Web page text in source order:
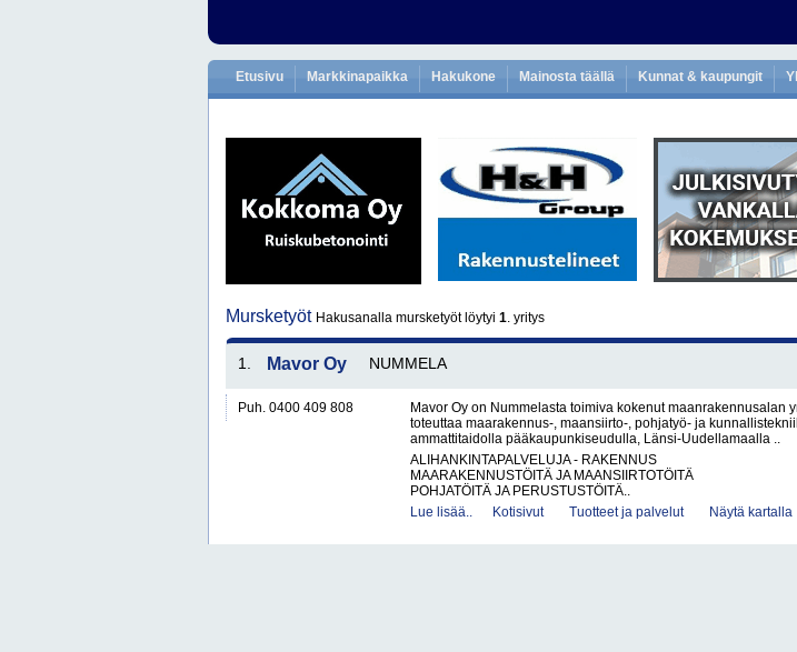
Etusivu Markkinapaikka Hakukone Mainosta täällä Kunnat & kaupungit
Mursketyöt Hakusanalla mursketyöt löytyi 1. yritys
1. Mavor Oy NUMMELA
Puh. 0400 409 808
Mavor Oy on Nummelasta toimiva kokenut maanrakennusalan
toteuttaa maarakennus-, maansiirto-, pohjatyö- ja
ammattitaidolla pääkaupunkiseudulla, Länsi-Uudellamaalla ..
ALIHANKINTAPALVELUJA - RAKENNUS
MAARAKENNUSTÖITÄ JA MAANSIIRTOTÖITÄ
POHJATÖITÄ JA PERUSTUSTÖITÄ..
Lue lisää..
Kotisivut Tuotteet ja palvelut Näytä kartalla